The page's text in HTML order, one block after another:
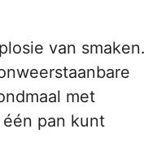
van smaken.
met
pan kunt